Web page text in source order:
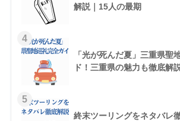
解説｜15人の最期
4
「光が死んだ夏」三重県聖
ド！三重県の魅力も徹底解
5
終末ツーリングをネタバレ